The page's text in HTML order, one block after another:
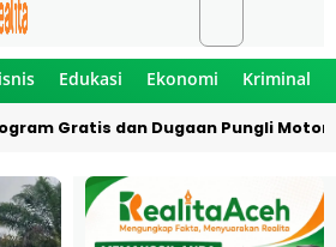
Edukasi Ekonomi Kriminal
Gratis dan Dugaan Pungli Motor